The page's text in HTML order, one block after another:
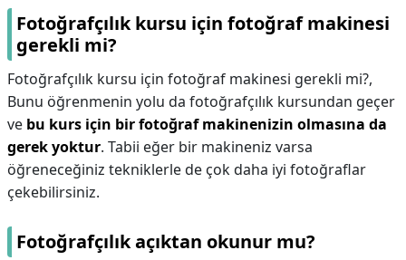
Fotoğrafçılık kursu için fotoğraf makinesi
gerekli mi?
Fotoğrafçılık kursu için fotoğraf makinesi gerekli mi?,
Bunu öğrenmenin yolu da fotoğrafçılık kursundan geçer
ve bu kurs için bir fotoğraf makinenizin olmasına da
gerek yoktur. Tabii eğer bir makineniz varsa
öğreneceğiniz tekniklerle de çok daha iyi fotoğraflar
çekebilirsiniz.
Fotoğrafçılık açıktan okunur mu?